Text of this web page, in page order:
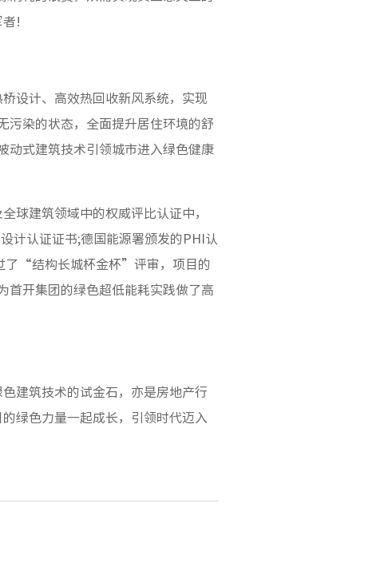
者!
设计、高效热回收新风系统，实现
污染的状态，全面提升居住环境的舒
动式建筑技术引领城市进入绿色健康
球建筑领域中的权威评比认证中，
计认证证书;德国能源署颁发的PHI认
了“结构长城杯金杯”评审，项目的
首开集团的绿色超低能耗实践做了高
建筑技术的试金石，亦是房地产行
绿色力量一起成长，引领时代迈入